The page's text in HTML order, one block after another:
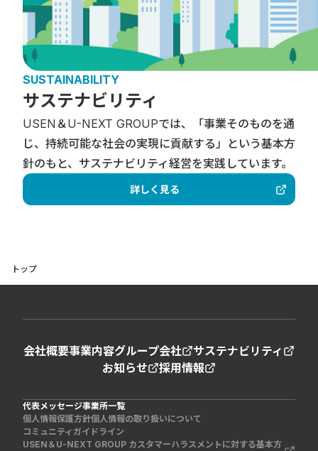
SUSTAINABILITY
サステナビリティ
USEN＆U-NEXT GROUPでは、「事業そのものを通
じ、持続可能な社会の実現に貢献する」という基本方
針のもと、サステナビリティ経営を実践しています。
詳しく見る
トップ
会社概要事業内容グループ会社
サステナビリティ
お知らせ
採用情報
代表メッセージ事業所一覧
個人情報保護方針個人情報の取り扱いについて
コミュニティガイドライン
USEN＆U-NEXT GROUP カスタマーハラスメントに対する基本方